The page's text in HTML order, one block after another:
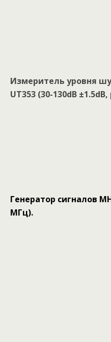
Измеритель уровня
UT353 (30-130dB
Генератор сигналов
МГц).